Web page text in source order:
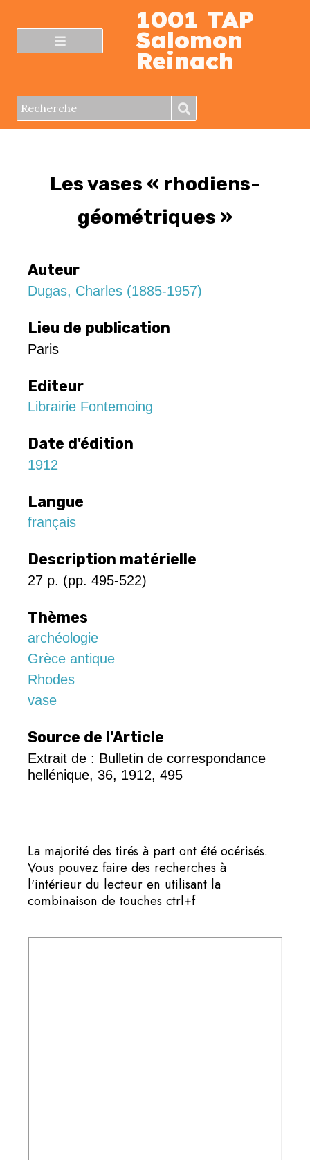
1001 TAP
Salomon
Reinach
Les vases « rhodiens-
géométriques »
Auteur
Dugas, Charles (1885-1957)
Lieu de publication
Paris
Editeur
Librairie Fontemoing
Date d'édition
1912
Langue
français
Description matérielle
27 p. (pp. 495-522)
Thèmes
archéologie
Grèce antique
Rhodes
vase
Source de l'Article
Extrait de : Bulletin de correspondance
hellénique, 36, 1912, 495